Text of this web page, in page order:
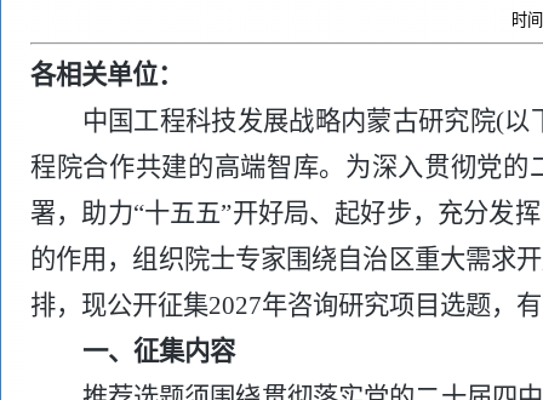
时
各相关单位：
中国工程科技发展战略内蒙古研究院(以
程院合作共建的高端智库。为深入贯彻党的
署，助力“十五五”开好局、起好步，充分发
的作用，组织院士专家围绕自治区重大需求
排，现公开征集2027年咨询研究项目选题，
一、征集内容